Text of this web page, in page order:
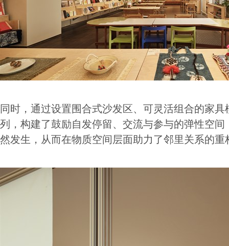
同时，通过设置围合式沙发区、可灵活组合的家
列，构建了鼓励自发停留、交流与参与的弹性空
然发生，从而在物质空间层面助力了邻里关系的重